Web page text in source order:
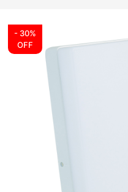
- 30%
OFF